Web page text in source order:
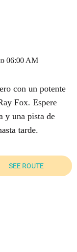
06:00 AM
con un potente
Fox. Espere
y una pista de
tarde.
SEE ROUTE